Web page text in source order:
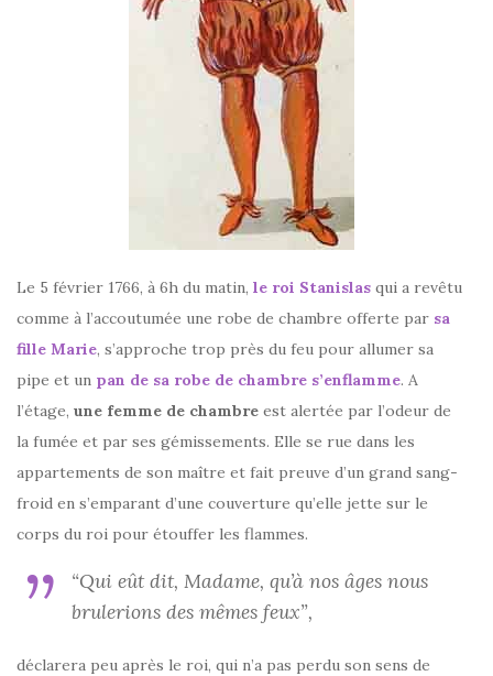
Le 5 février 1766, à 6h du matin, le roi Stanislas qui a revêtu
comme à l’accoutumée une robe de chambre offerte par sa
fille Marie, s’approche trop près du feu pour allumer sa
pipe et un pan de sa robe de chambre s’enflamme. A
l’étage, une femme de chambre est alertée par l’odeur de
la fumée et par ses gémissements. Elle se rue dans les
appartements de son maître et fait preuve d’un grand sang-
froid en s’emparant d’une couverture qu’elle jette sur le
corps du roi pour étouffer les flammes.
“Qui eût dit, Madame, qu’à nos âges nous
brulerions des mêmes feux”,
déclarera peu après le roi, qui n’a pas perdu son sens de